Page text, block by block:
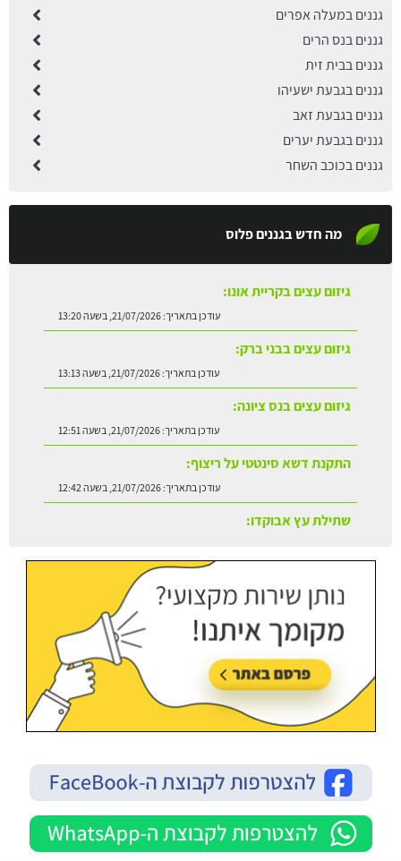
גננים במעלה אפרים
גננים בנס הרים
גננים בבית זית
גננים בגבעת ישעיהו
גננים בגבעת זאב
גננים בגבעת יערים
גננים בכוכב השחר
מה חדש בגננים פלוס
גיזום עצים בקריית אונו:
גיזום עצים בבני ברק:
עודכן בתאריך:21/07/2026, בשעה 13:13
גיזום עצים בנס ציונה:
עודכן בתאריך:21/07/2026, בשעה 12:51
התקנת דשא סינטטי על ריצוף:
עודכן בתאריך: 21/07/2026, בשעה 12:42
שתילת עץ אבוקדו:
עודכן בתאריך:21/07/2026, בשעה 13:24